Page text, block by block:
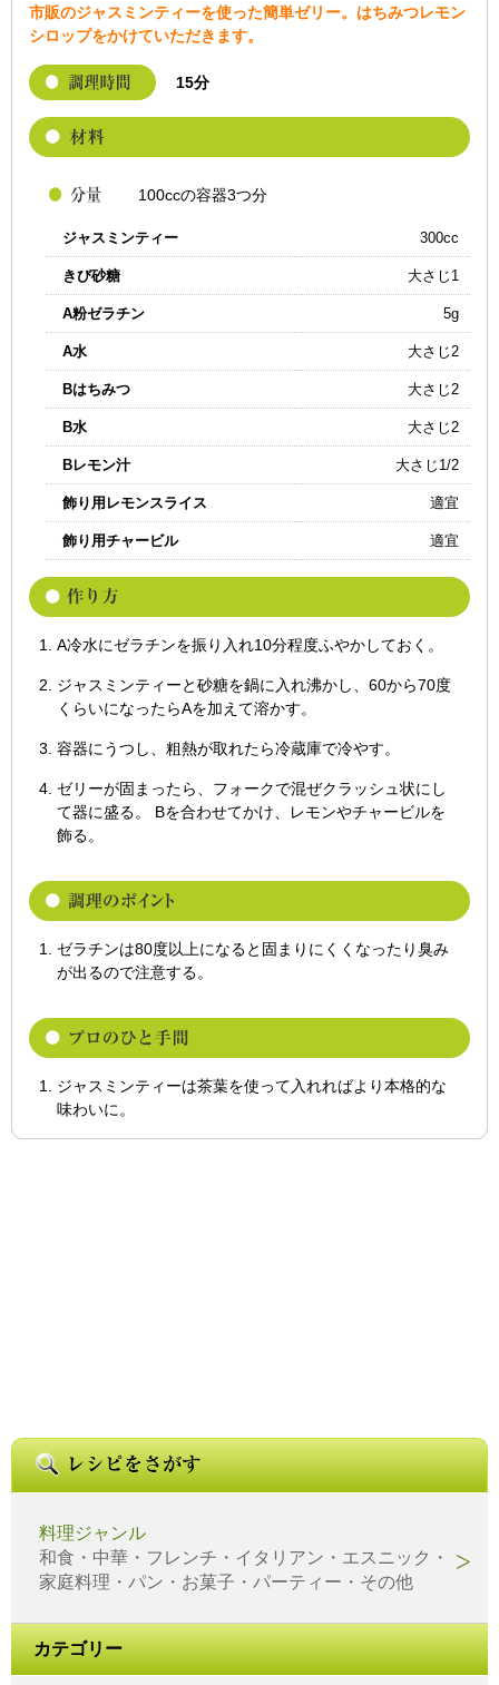
市販のジャスミンティーを使った簡単ゼリー。はちみつレモン
シロップをかけていただきます。
15分
100ccの容器3つ分
ジャスミンティー 300cc
きび砂糖 大さじ1
A粉ゼラチン 5g
A水 大さじ2
Bはちみつ 大さじ2
B水 大さじ2
Bレモン汁 大さじ1/2
飾り用レモンスライス 適宜
飾り用チャービル 適宜
A冷水にゼラチンを振り入れ10分程度ふやかしておく。
ジャスミンティーと砂糖を鍋に入れ沸かし、60から70度
くらいになったらAを加えて溶かす。
容器にうつし、粗熱が取れたら冷蔵庫で冷やす。
ゼリーが固まったら、フォークで混ぜクラッシュ状にし
て器に盛る。 Bを合わせてかけ、レモンやチャービルを
飾る。
ゼラチンは80度以上になると固まりにくくなったり臭み
が出るので注意する。
ジャスミンティーは茶葉を使って入れればより本格的な
味わいに。
料理ジャンル
和食・中華・フレンチ・イタリアン・エスニック・
家庭料理・パン・お菓子・パーティー・その他
カテゴリー